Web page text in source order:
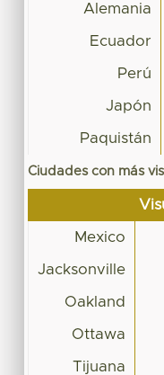
Alemania
Ecuador
Perú
Japón
Paquistán
Ciudades con más
Mexico
Jacksonville
Oakland
Ottawa
Tijuana